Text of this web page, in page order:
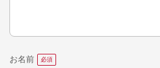
お名前